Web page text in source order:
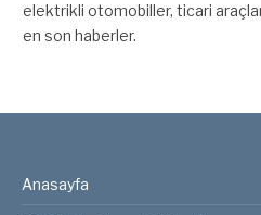
elektrikli otomobiller, ticari
en son haberler.
Anasayfa